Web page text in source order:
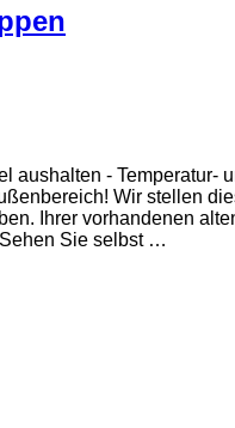
aushalten - Temperatur-
Wir stellen
Ihrer vorhandenen
Sie selbst …